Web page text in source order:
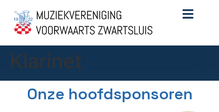
Klarinet
Onze hoofdsponsoren